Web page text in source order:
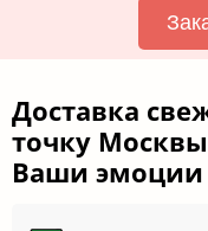
Доставка
точку
Ваши эмоции